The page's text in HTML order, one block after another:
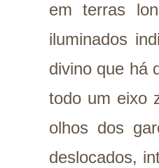
em terras
iluminados
divino que há
todo um eixo
olhos dos
deslocados,